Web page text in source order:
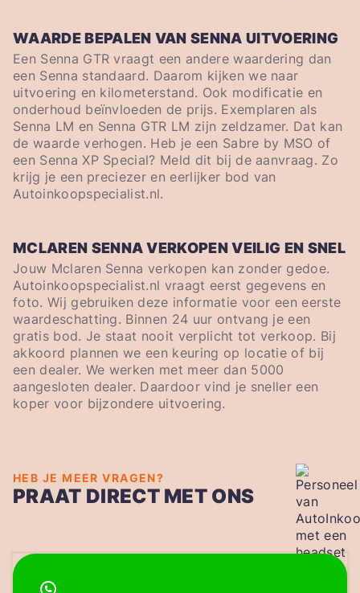
WAARDE BEPALEN VAN SENNA UITVOERING
Een Senna GTR vraagt een andere waardering dan
een Senna standaard. Daarom kijken we naar
uitvoering en kilometerstand. Ook modificatie en
onderhoud beïnvloeden de prijs. Exemplaren als
Senna LM en Senna GTR LM zijn zeldzamer. Dat kan
de waarde verhogen. Heb je een Sabre by MSO of
een Senna XP Special? Meld dit bij de aanvraag. Zo
krijg je een preciezer en eerlijker bod van
Autoinkoopspecialist.nl.
MCLAREN SENNA VERKOPEN VEILIG EN SNEL
Jouw Mclaren Senna verkopen kan zonder gedoe.
Autoinkoopspecialist.nl vraagt eerst gegevens en
foto. Wij gebruiken deze informatie voor een eerste
waardeschatting. Binnen 24 uur ontvang je een
gratis bod. Je staat nooit verplicht tot verkoop. Bij
akkoord plannen we een keuring op locatie of bij
een dealer. We werken met meer dan 5000
aangesloten dealer. Daardoor vind je sneller een
koper voor bijzondere uitvoering.
HEB JE MEER VRAGEN?
PRAAT DIRECT MET ONS